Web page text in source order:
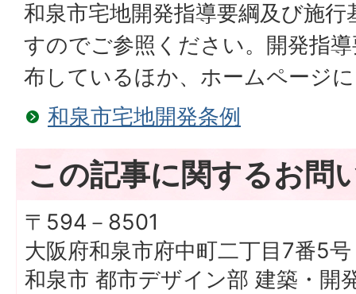
和泉市宅地開発指導要綱及び施
すのでご参照ください。開発指
布しているほか、ホームページ
和泉市宅地開発条例
この記事に関するお問
〒594－8501
大阪府和泉市府中町二丁目7番5号
和泉市 都市デザイン部 建築・開